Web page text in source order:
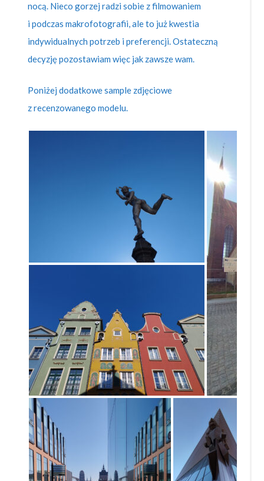
nocą. Nieco gorzej radzi sobie z filmowaniem
i podczas makrofotografii, ale to już kwestia
indywidualnych potrzeb i preferencji. Ostateczną
decyzję pozostawiam więc jak zawsze wam.
Poniżej dodatkowe sample zdjęciowe
z recenzowanego modelu.